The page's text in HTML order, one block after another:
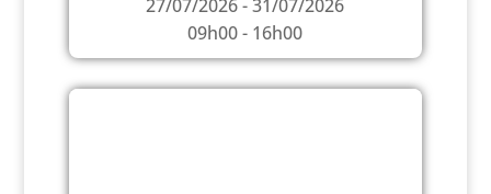
27/07/2026 - 31/07/2026
09h00 - 16h00